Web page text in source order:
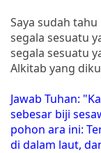
Saya sudah
segala sesuatu
segala sesuatu
Alkitab yang
Jawab Tuhan:
sebesar biji
pohon ara ini:
di dalam laut,